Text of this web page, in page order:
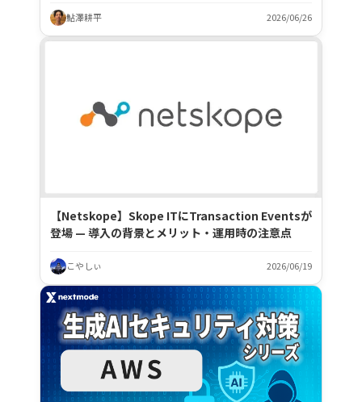
鮎澤耕平 2026/06/26
【Netskope】Skope ITにTransaction Eventsが
登場 — 導入の背景とメリット・運用時の注意点
こやしぃ 2026/06/19